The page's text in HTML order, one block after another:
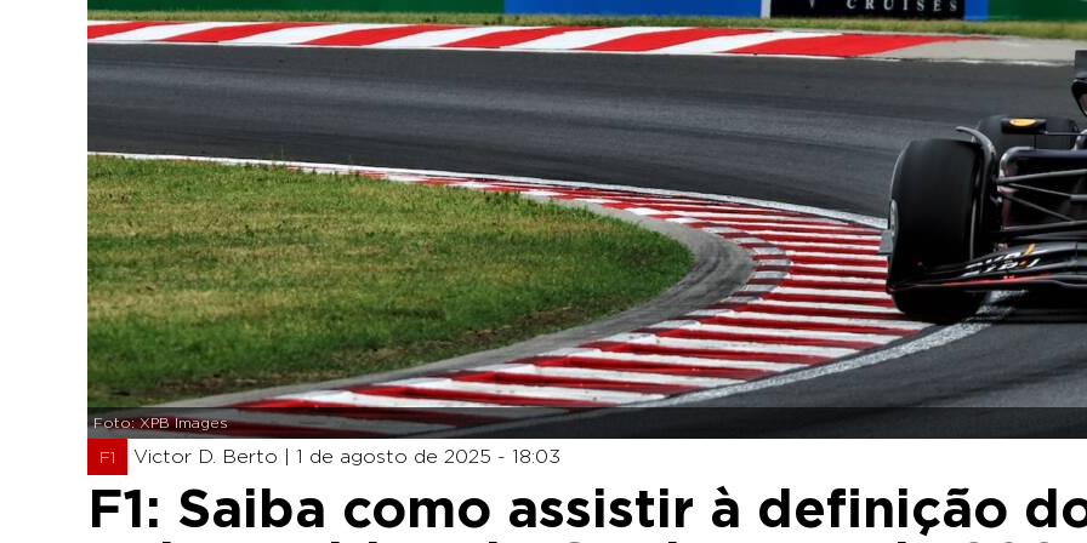
Foto: XPB Images
F1 Victor D. Berto | 1 de agosto de 2025 - 18:03
F1: Saiba como assistir à definição